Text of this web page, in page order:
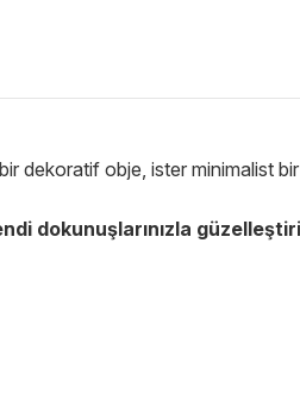
obje, ister minimalist bir
dokunuşlarınızla